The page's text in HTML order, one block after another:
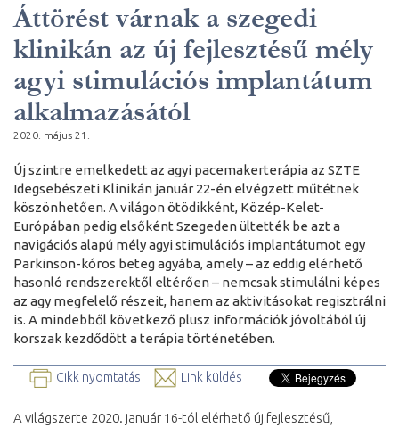
Áttörést várnak a szegedi
klinikán az új fejlesztésű mély
agyi stimulációs implantátum
alkalmazásától
2020. május 21.
Új szintre emelkedett az agyi pacemakerterápia az SZTE
Idegsebészeti Klinikán január 22-én elvégzett műtétnek
köszönhetően. A világon ötödikként, Közép-Kelet-
Európában pedig elsőként Szegeden ültették be azt a
navigációs alapú mély agyi stimulációs implantátumot egy
Parkinson-kóros beteg agyába, amely – az eddig elérhető
hasonló rendszerektől eltérően – nemcsak stimulálni képes
az agy megfelelő részeit, hanem az aktivitásokat regisztrálni
is. A mindebből következő plusz információk jóvoltából új
korszak kezdődött a terápia történetében.
Cikk nyomtatás Link küldés
A világszerte 2020. január 16-tól elérhető új fejlesztésű,